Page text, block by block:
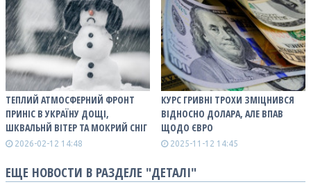
ТЕПЛИЙ АТМОСФЕРНИЙ ФРОНТ
ПРИНІС В УКРАЇНУ ДОЩІ,
ШКВАЛЬНЙ ВІТЕР ТА МОКРИЙ СНІГ
2026-02-12 14:48
КУРС ГРИВНІ ТРОХИ ЗМІЦНИВСЯ
ВІДНОСНО ДОЛАРА, АЛЕ ВПАВ
ЩОДО ЄВРО
2025-11-12 14:45
ЕЩЕ НОВОСТИ В РАЗДЕЛЕ "ДЕТАЛІ"